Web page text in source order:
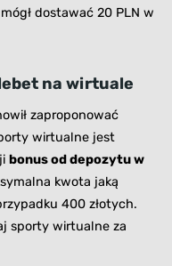
dostawać 20 PLN w
na wirtuale
zaproponować
wirtualne jest
bonus od depozytu w
kwota jaką
400 złotych.
sporty wirtualne za